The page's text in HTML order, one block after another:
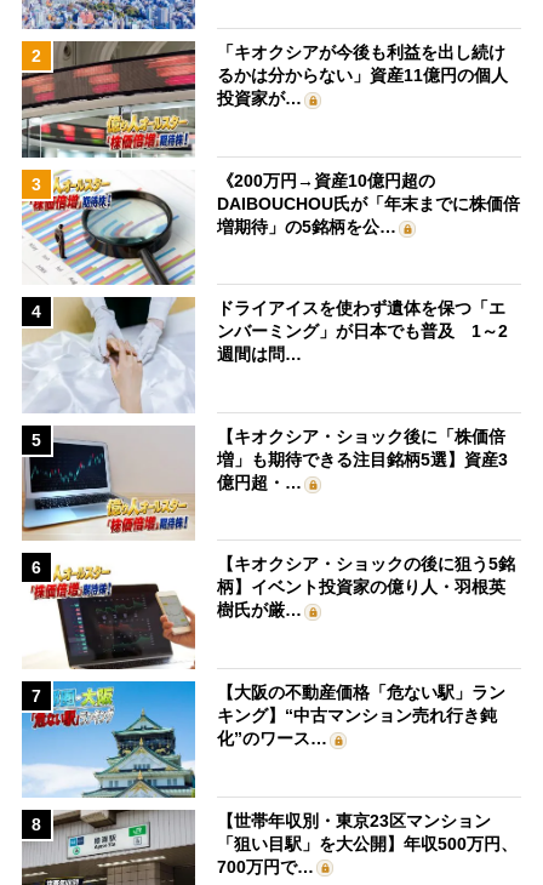
2
「キオクシアが今後も利益を出し続け
るかは分からない」資産11億円の個人
投資家が…
3
《200万円→資産10億円超の
DAIBOUCHOU氏が「年末までに株価倍
増期待」の5銘柄を公…
4
ドライアイスを使わず遺体を保つ「エ
ンバーミング」が日本でも普及 1～2
週間は問…
5
【キオクシア・ショック後に「株価倍
増」も期待できる注目銘柄5選】資産3
億円超・…
6
【キオクシア・ショックの後に狙う5銘
柄】イベント投資家の億り人・羽根英
樹氏が厳…
7
【大阪の不動産価格「危ない駅」ラン
キング】“中古マンション売れ行き鈍
化”のワース…
8
【世帯年収別・東京23区マンション
「狙い目駅」を大公開】年収500万円、
700万円で…